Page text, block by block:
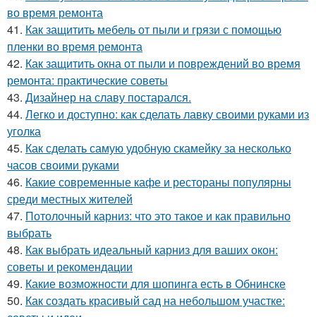
во время ремонта
41. Как защитить мебель от пыли и грязи с помощью
пленки во время ремонта
42. Как защитить окна от пыли и повреждений во время
ремонта: практические советы
43. Дизайнер на славу постарался.
44. Легко и доступно: как сделать лавку своими руками из
уголка
45. Как сделать самую удобную скамейку за несколько
часов своими руками
46. Какие современные кафе и рестораны популярны
среди местных жителей
47. Потолочный карниз: что это такое и как правильно
выбрать
48. Как выбрать идеальный карниз для ваших окон:
советы и рекомендации
49. Какие возможности для шопинга есть в Обнинске
50. Как создать красивый сад на небольшом участке: